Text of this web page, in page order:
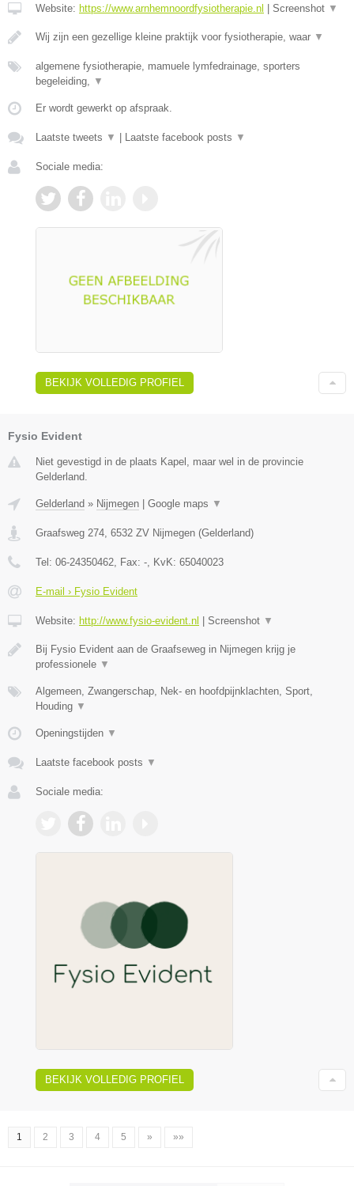
Website: https://www.arnhemnoordfysiotherapie.nl Screenshot ▼
Wij zijn een gezellige kleine praktijk voor fysiotherapie, waar ▼
algemene fysiotherapie, mamuele lymfedrainage, sporters
begeleiding,
▼
Er wordt gewerkt op afspraak.
Laatste tweets ▼ Laatste facebook posts ▼
Sociale media:
BEKIJK VOLLEDIG PROFIEL
Fysio Evident
Niet gevestigd in de plaats Kapel, maar wel in de provincie
Gelderland.
Gelderland » Nijmegen | Google maps ▼
Graafsweg 274 6532 ZV Nijmegen (Gelderland)
Tel: 06-24350462 , Fax: - , KvK: 65040023
E-mail › Fysio Evident
Website: http://www.fysio-evident.nl | Screenshot ▼
Bij Fysio Evident aan de Graafseweg in Nijmegen krijg je
professionele ▼
Algemeen, Zwangerschap, Nek- en hoofdpijnklachten, Sport,
Houding ▼
Openingstijden ▼
Laatste facebook posts ▼
Sociale media:
BEKIJK VOLLEDIG PROFIEL
1 2 3 4 5 » »»